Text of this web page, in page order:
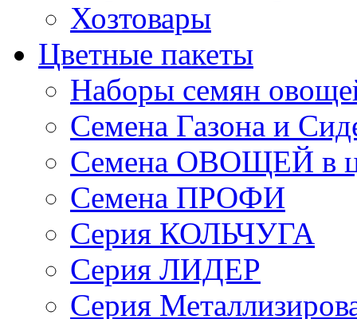
Хозтовары
Цветные пакеты
Наборы семян
Семена Газона и
Семена ОВОЩЕЙ в
Семена ПРОФИ
Серия КОЛЬЧУГА
Серия ЛИДЕР
Серия